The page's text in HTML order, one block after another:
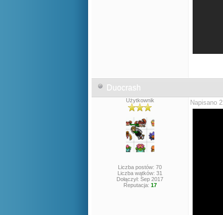
Duocrash
Użytkownik
Liczba postów: 70
Liczba wątków: 31
Dołączył: Sep 2017
Reputacja: 17
Napisano